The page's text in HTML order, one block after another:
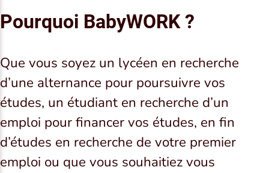
Pourquoi BabyWORK ?
Que vous soyez un lycéen en recherche
d’une alternance pour poursuivre vos
études, un étudiant en recherche d’un
emploi pour financer vos études, en fin
d’études en recherche de votre premier
emploi ou que vous souhaitiez vous